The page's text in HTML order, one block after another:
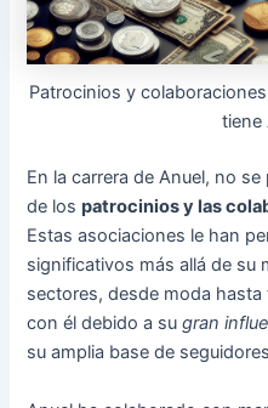
Patrocinios y
tiene
En la carrera de Anuel, no
de lospatrocinios y las
Estas asociaciones le han
significativos más allá de su
sectores, desde moda
con él debido a sugran
su amplia base de